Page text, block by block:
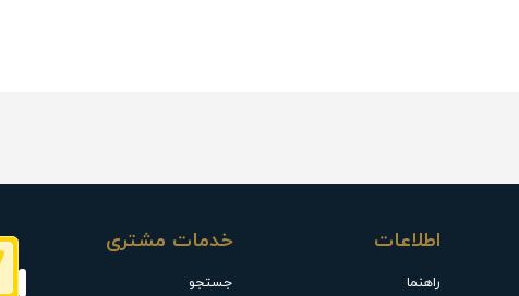
اطلاعات
راهنما
خدمات مشتری
جستجو